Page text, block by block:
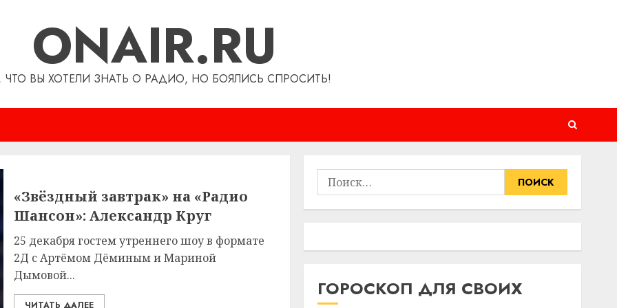
ONAIR.RU
ЧТО ВЫ ХОТЕЛИ ЗНАТЬ О РАДИО, НО БОЯЛИСЬ СПРОСИТЬ!
«Звёздный завтрак» на «Радио
Шансон»: Александр Круг
25 декабря гостем утреннего шоу в формате
2Д с Артёмом Дёминым и Мариной
Дымовой...
ЧИТАТЬ ДАЛЕЕ
Найти:
ГОРОСКОП ДЛЯ СВОИХ